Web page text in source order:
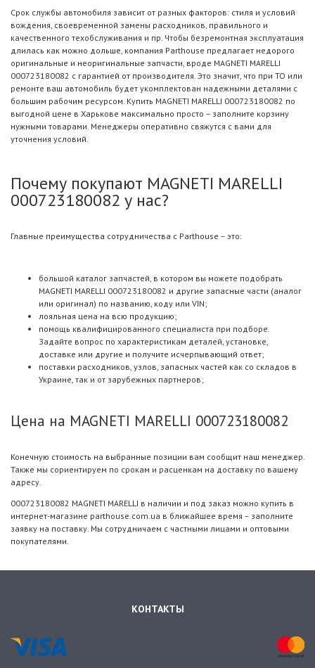
Срок службы автомобиля зависит от разных факторов: стиля и условий
вождения, своевременной замены расходников, правильного и
качественного техобслуживания и пр. Чтобы безремонтная эксплуатация
длилась как можно дольше, компания Parthouse предлагает недорого
оригинальные и неоригинальные запчасти, вроде MAGNETI MARELLI
000723180082 с гарантией от производителя. Это значит, что при ТО или
ремонте ваш автомобиль будет укомплектован надежными деталями с
большим рабочим ресурсом. Купить MAGNETI MARELLI 000723180082 по
выгодной цене в Харькове максимально просто – заполните корзину
нужными товарами. Менеджеры оперативно свяжутся с вами для
уточнения условий.
Почему покупают MAGNETI MARELLI
000723180082 у нас?
Главные преимущества сотрудничества с Parthouse – это:
большой каталог запчастей, в котором вы можете подобрать
MAGNETI MARELLI 000723180082 и другие запасные части (аналог
или оригинал) по названию, коду или VIN;
лояльная цена на всю продукцию;
помощь квалифицированного специалиста при подборе.
Задайте вопрос по характеристикам деталей, установке,
доставке или другие и получите исчерпывающий ответ;
поставки расходников, узлов, запасных частей как со складов в
Украине, так и от зарубежных партнеров;
Цена на MAGNETI MARELLI 000723180082
Конечную стоимость на выбранные позиции вам сообщит наш менеджер.
Также мы сориентируем по срокам и расценкам на доставку по вашему
адресу.
000723180082 MAGNETI MARELLI в наличии и под заказ можно купить в
интернет-магазине parthouse.com.ua в ближайшее время – заполните
заявку на поставку. Мы сотрудничаем с частными лицами и оптовыми
покупателями.
КОНТАКТЫ